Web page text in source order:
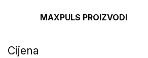
MAXPULS PROIZVODI
Cijena